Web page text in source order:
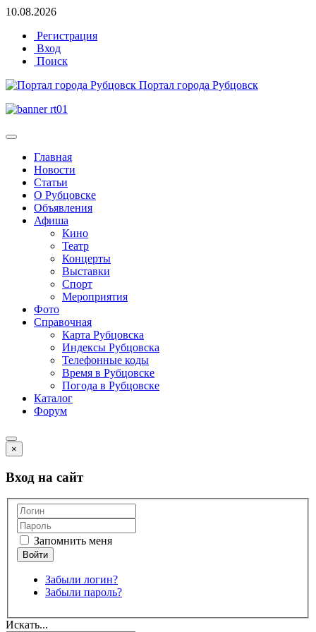
10.08.2026
Регистрация
Вход
Поиск
Портал города Рубцовск
Главная
Новости
Статьи
О Рубцовске
Объявления
Афиша
Кино
Театр
Концерты
Выставки
Спорт
Мероприятия
Фото
Справочная
Карта Рубцовска
Индексы Рубцовска
Телефонные коды
Время в Рубцовске
Погода в Рубцовске
Каталог
Форум
×
Вход на сайт
Запомнить меня
Забыли логин?
Забыли пароль?
Искать...